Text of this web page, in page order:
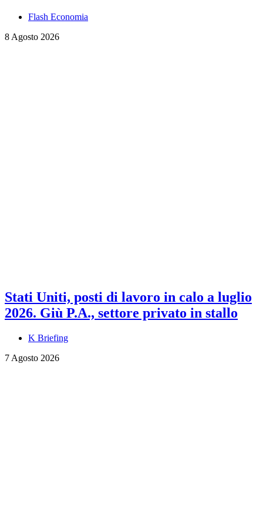
Flash Economia
8 Agosto 2026
Stati Uniti, posti di lavoro in calo a luglio
2026. Giù P.A., settore privato in stallo
K Briefing
7 Agosto 2026